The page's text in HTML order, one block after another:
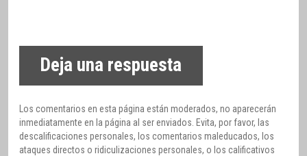
Deja una respuesta
Los comentarios en esta página están moderados, no aparecerán
inmediatamente en la página al ser enviados. Evita, por favor, las
descalificaciones personales, los comentarios maleducados, los
ataques directos o ridiculizaciones personales, o los calificativos